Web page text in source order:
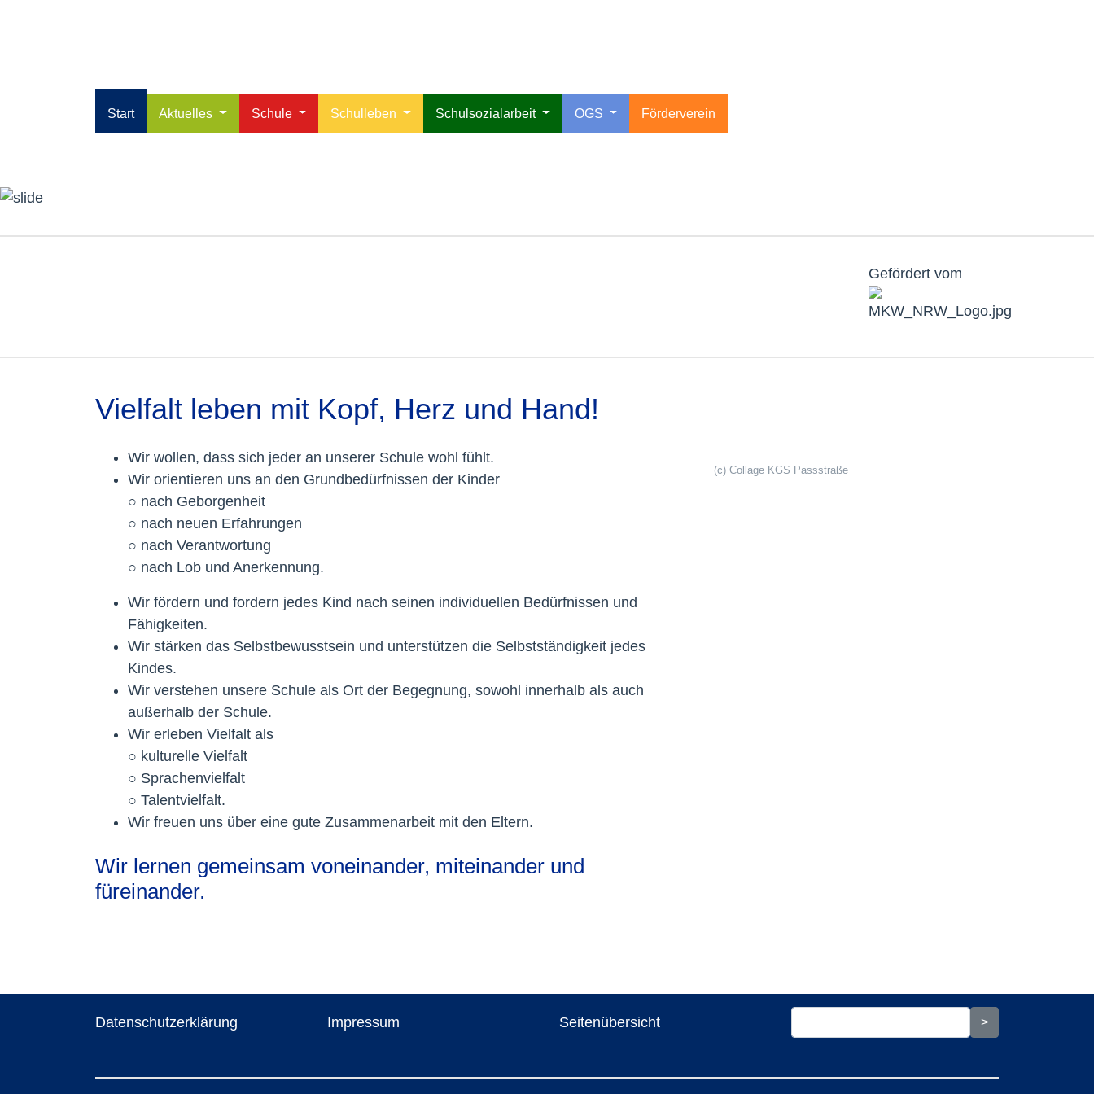
Start Aktuelles Schule Schulleben Schulsozialarbeit OGS Förderverein
Gefördert vom
Vielfalt leben mit Kopf, Herz und Hand!
Wir wollen, dass sich jeder an unserer Schule wohl fühlt.
Wir orientieren uns an den Grundbedürfnissen der Kinder
○ nach Geborgenheit
○ nach neuen Erfahrungen
○ nach Verantwortung
○ nach Lob und Anerkennung.
Wir fördern und fordern jedes Kind nach seinen individuellen Bedürfnissen und
Fähigkeiten.
Wir stärken das Selbstbewusstsein und unterstützen die Selbstständigkeit jedes
Kindes.
Wir verstehen unsere Schule als Ort der Begegnung, sowohl innerhalb als auch
außerhalb der Schule.
Wir erleben Vielfalt als
○ kulturelle Vielfalt
○ Sprachenvielfalt
○ Talentvielfalt.
Wir freuen uns über eine gute Zusammenarbeit mit den Eltern.
Wir lernen gemeinsam voneinander, miteinander und
füreinander.
(c) Collage KGS Passstraße
Datenschutzerklärung Impressum Seitenübersicht